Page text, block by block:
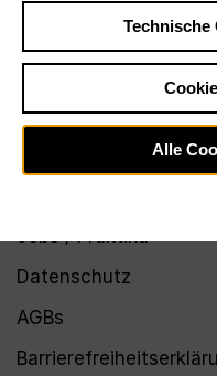
Jobs / Praktika
Datenschutz
AGBs
Technische
Alle